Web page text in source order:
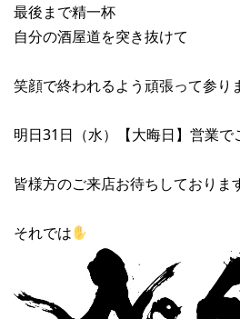
最後まで精一杯
自分の酒屋道を突き抜けて
笑顔で終われるよう頑張って参り
明日31日（水）【大晦日】営業で
皆様方のご来店お待ちしておりま
それでは